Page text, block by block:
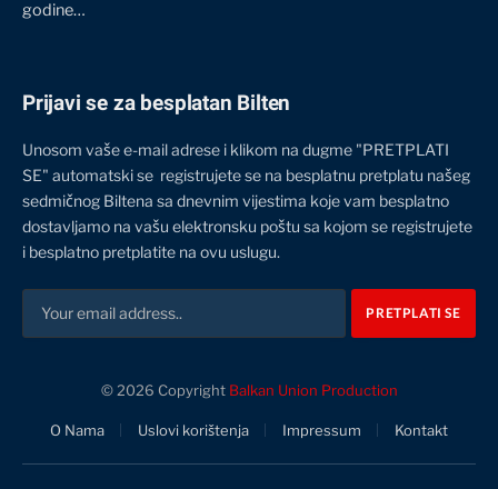
godine…
Prijavi se za besplatan Bilten
Unosom vaše e-mail adrese i klikom na dugme "PRETPLATI
SE" automatski se registrujete se na besplatnu pretplatu našeg
sedmičnog Biltena sa dnevnim vijestima koje vam besplatno
dostavljamo na vašu elektronsku poštu sa kojom se registrujete
i besplatno pretplatite na ovu uslugu.
© 2026 Copyright Balkan Union Production
O Nama Uslovi korištenja Impressum Kontakt